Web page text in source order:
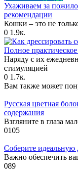
Ухаживаем за
рекомендации
Кошки – это не
0 1.9к.
Полное
Наряду с их
стимуляцией
0 1.7к.
Вам также может
Русская цветная
содержания
Взгляните в глаза
0105
Соберите
Важно обеспечить
089